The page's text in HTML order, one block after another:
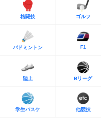
格闘技 ゴルフ
バドミントン F1
陸上 Bリーグ
学生バスケ 他競技